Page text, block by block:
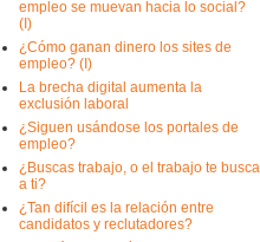
empleo se muevan hacia lo social?
(I)
¿Cómo ganan dinero los sites de
empleo? (I)
La brecha digital aumenta la
exclusión laboral
¿Siguen usándose los portales de
empleo?
¿Buscas trabajo, o el trabajo te busca
a ti?
¿Tan difícil es la relación entre
candidatos y reclutadores?